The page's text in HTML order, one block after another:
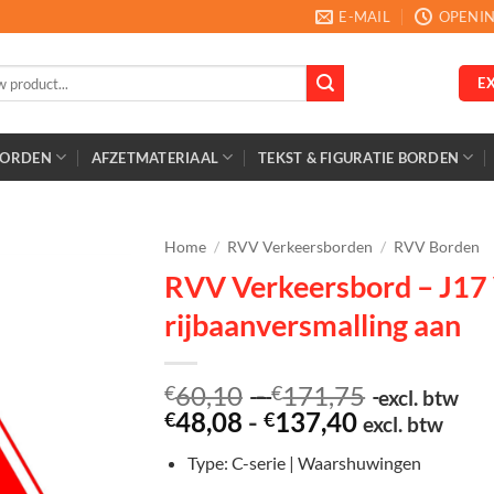
E-MAIL
AFZETMATERIAAL TEKST & FIGURATIE BORDEN
Home / RVV Verkeersborden / RVV Borden
RVV Verkeersbord –
rijbaanversmalling aan
€60,10 - €171,75 Prijsklasse:
€60,10
€171,75
excl. btw
€48,08 - €137,40Prijsklasse:
tot
excl. btw
Type: C-serie | Waarshuwingen